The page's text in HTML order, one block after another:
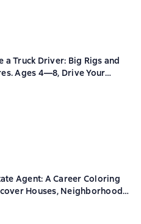
a Truck Driver: Big Rigs and
Ages 4—8, Drive Your
a World of Truckers
0 на основе 0 оценок
Agent: A Career Coloring
Houses, Neighborhoods,
a Perfect Home for Kids
0 на основе 0 оценок